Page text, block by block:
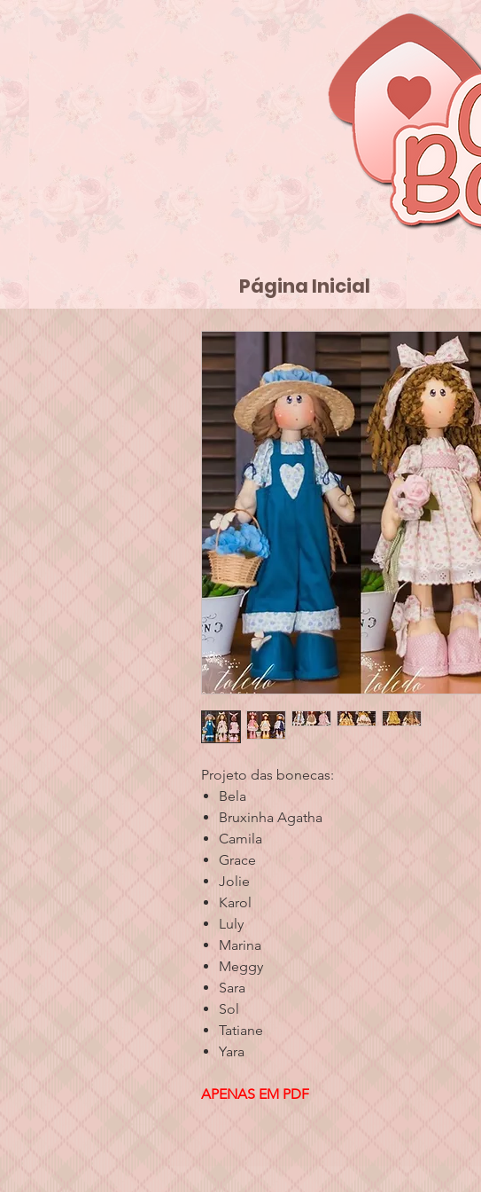
Página Inicial
Projeto das bonecas:
Bela
Bruxinha Agatha
Camila
Grace
Jolie
Karol
Luly
Marina
Meggy
Sara
Sol
Tatiane
Yara
APENAS EM PDF